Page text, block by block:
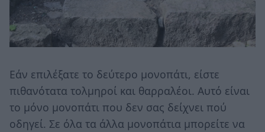
Εάν επιλέξατε το δεύτερο μονοπάτι, είστε
πιθανότατα τολμηροί και θαρραλέοι. Αυτό είναι
το μόνο μονοπάτι που δεν σας δείχνει πού
οδηγεί. Σε όλα τα άλλα μονοπάτια μπορείτε να